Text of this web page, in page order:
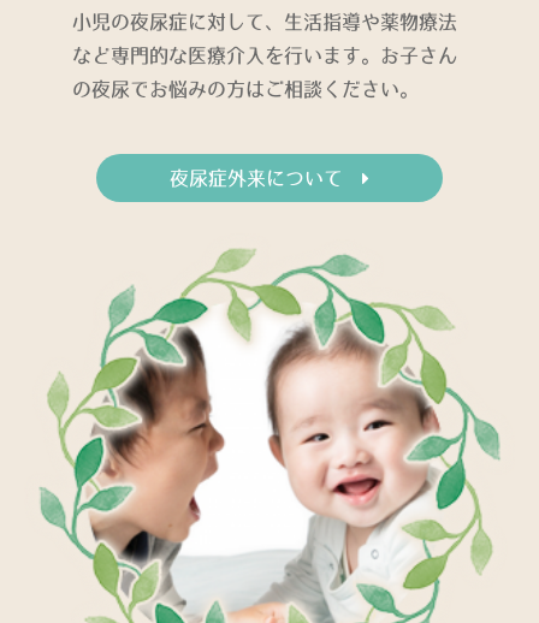
小児の夜尿症に対して、生活指導や薬物療法
など専門的な医療介入を行います。お子さん
の夜尿でお悩みの方はご相談ください。
夜尿症外来について